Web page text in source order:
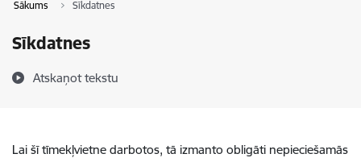
Sākums Sīkdatnes
Sīkdatnes
Atskaņot tekstu
Lai šī tīmekļvietne darbotos, tā izmanto obligāti nepieciešamās